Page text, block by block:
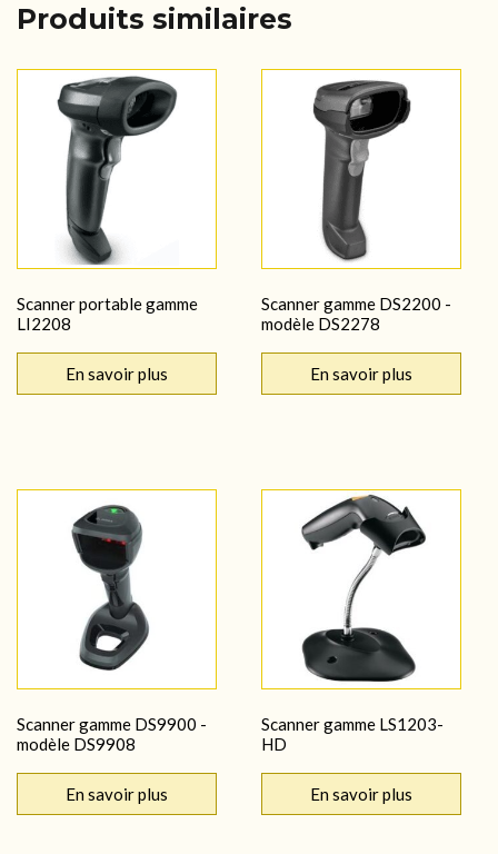
Produits similaires
Scanner portable gamme
LI2208
En savoir plus
Scanner gamme DS2200 -
modèle DS2278
En savoir plus
Scanner gamme DS9900 -
modèle DS9908
En savoir plus
Scanner gamme LS1203-
HD
En savoir plus